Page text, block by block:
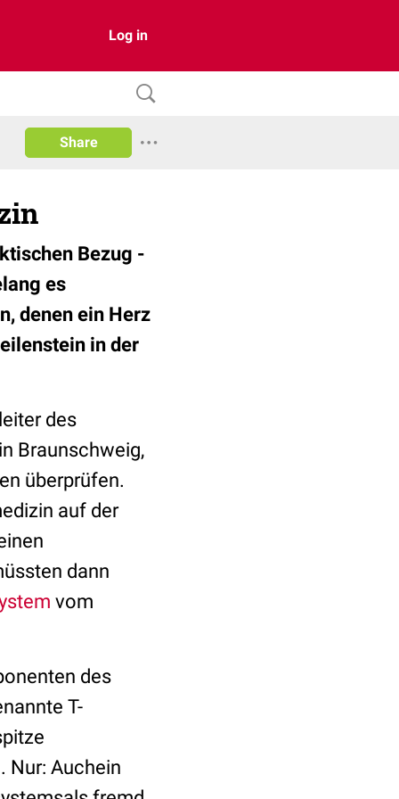
Log in
Share
Bezug -
es
denen ein Herz
in der
des
Braunschweig,
überprüfen.
auf der
dann
vom
des
T-
Nur: Auchein